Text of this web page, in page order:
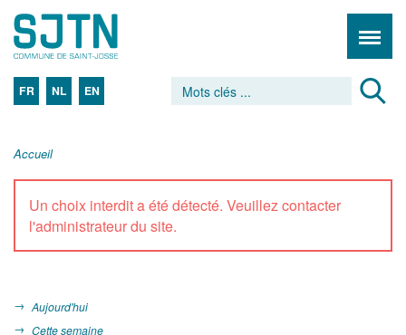
FR NL EN
Accueil
Un choix interdit a été détecté. Veuillez contacter
l'administrateur du site.
Aujourd'hui
Cette semaine